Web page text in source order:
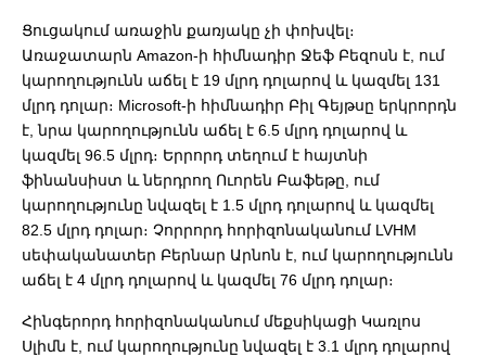
Ցուցակում առաջին քառյակը չի փոխվել։
Առաջատարն Amazon-ի հիմնադիր Ջեֆ Բեզոսն է, ում
կարողությունն աճել է 19 մլրդ դոլարով և կազմել 131
մլրդ դոլար։ Microsoft-ի հիմնադիր Բիլ Գեյթսը երկրորդն
է, նրա կարողությունն աճել է 6.5 մլրդ դոլարով և
կազմել 96.5 մլրդ։ Երրորդ տեղում է հայտնի
ֆինանսիստ և ներդրող Ուորեն Բաֆեթը, ում
կարողությունը նվազել է 1.5 մլրդ դոլարով և կազմել
82.5 մլրդ դոլար։ Չորրորդ հորիզոնականում LVHM
սեփականատեր Բերնար Արնոն է, ում կարողությունն
աճել է 4 մլրդ դոլարով և կազմել 76 մլրդ դոլար։
Հինգերորդ հորիզոնականում մեքսիկացի Կառլոս
Սլիմն է, ում կարողությունը նվազել է 3.1 մլրդ դոլարով